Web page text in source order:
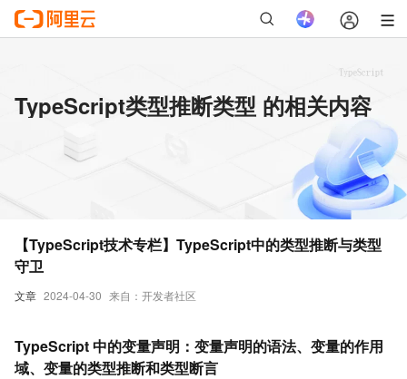
TypeScript类型推断类型 的相关内容
文章 2024-04-30 来自：开发者社区
【TypeScript技术专栏】TypeScript中的类型推断与类型
守卫
TypeScript 中的变量声明：变量声明的语法、变量的作用
域、变量的类型推断和类型断言